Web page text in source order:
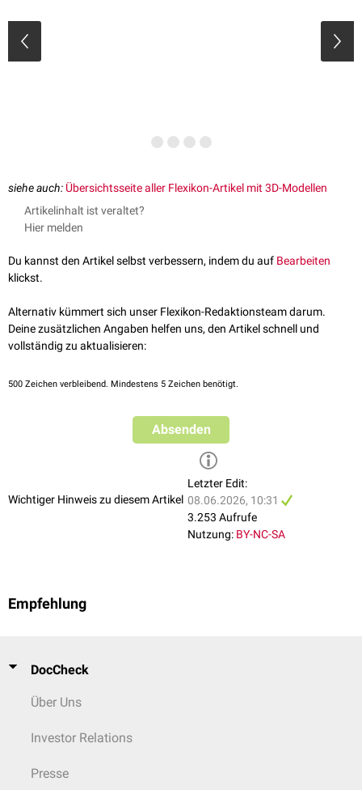
siehe auch: Übersichtsseite aller Flexikon-Artikel mit 3D-Modellen
Artikelinhalt ist veraltet?
Hier melden
Du kannst den Artikel selbst verbessern, indem du auf Bearbeiten
klickst.
Alternativ kümmert sich unser Flexikon-Redaktionsteam darum.
Deine zusätzlichen Angaben helfen uns, den Artikel schnell und
vollständig zu aktualisieren:
500 Zeichen verbleibend. Mindestens 5 Zeichen benötigt.
Absenden
Wichtiger Hinweis zu diesem Artikel
Letzter Edit:
08.06.2026, 10:31
3.253 Aufrufe
Nutzung: BY-NC-SA
Empfehlung
DocCheck
Über Uns
Investor Relations
Presse